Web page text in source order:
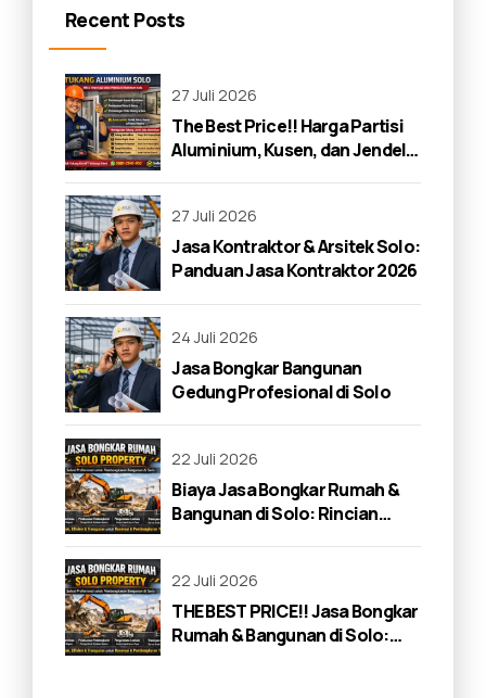
Recent Posts
27 Juli 2026
The Best Price!! Harga Partisi
Aluminium, Kusen, dan Jendela
27 Juli 2026
Jasa Kontraktor & Arsitek Solo:
Panduan Jasa Kontraktor 2026
24 Juli 2026
Jasa Bongkar Bangunan
Gedung Profesional di Solo
22 Juli 2026
Biaya Jasa Bongkar Rumah &
Bangunan di Solo: Rincian
22 Juli 2026
THE BEST PRICE!! Jasa Bongkar
Rumah & Bangunan di Solo: